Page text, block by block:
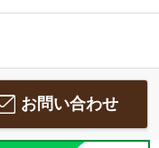
お問い合わせ